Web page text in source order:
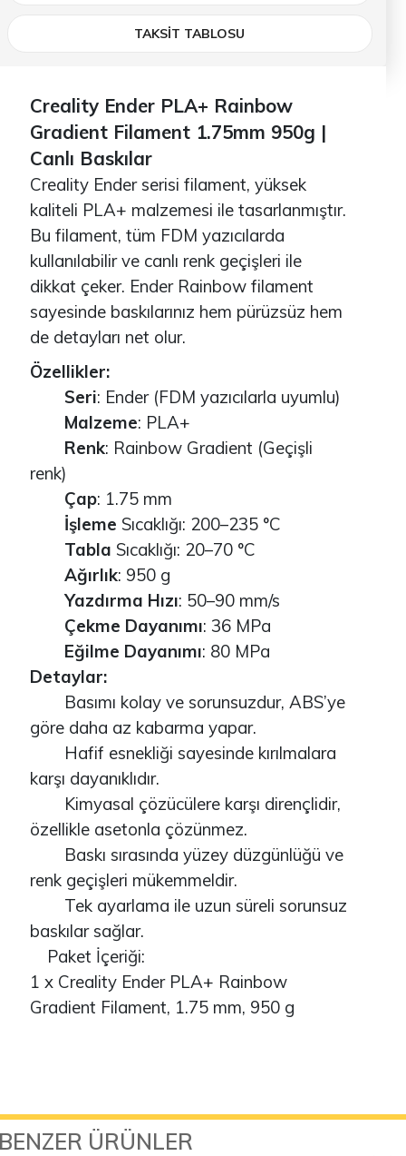
TAKSİT TABLOSU
Creality Ender PLA+ Rainbow
Gradient Filament 1.75mm 950g |
Canlı Baskılar
Creality Ender serisi filament, yüksek
kaliteli PLA+ malzemesi ile tasarlanmıştır.
Bu filament, tüm FDM yazıcılarda
kullanılabilir ve canlı renk geçişleri ile
dikkat çeker. Ender Rainbow filament
sayesinde baskılarınız hem pürüzsüz hem
de detayları net olur.
Özellikler:
Seri: Ender (FDM yazıcılarla uyumlu)
Malzeme: PLA+
Renk: Rainbow Gradient (Geçişli
renk)
Çap: 1.75 mm
İşleme Sıcaklığı: 200–235 °C
Tabla Sıcaklığı: 20–70 °C
Ağırlık: 950 g
Yazdırma Hızı: 50–90 mm/s
Çekme Dayanımı: 36 MPa
Eğilme Dayanımı: 80 MPa
Detaylar:
Basımı kolay ve sorunsuzdur, ABS’ye
göre daha az kabarma yapar.
Hafif esnekliği sayesinde kırılmalara
karşı dayanıklıdır.
Kimyasal çözücülere karşı dirençlidir,
özellikle asetonla çözünmez.
Baskı sırasında yüzey düzgünlüğü ve
renk geçişleri mükemmeldir.
Tek ayarlama ile uzun süreli sorunsuz
baskılar sağlar.
Paket İçeriği:
1 x Creality Ender PLA+ Rainbow
Gradient Filament, 1.75 mm, 950 g
ÜRÜNLER